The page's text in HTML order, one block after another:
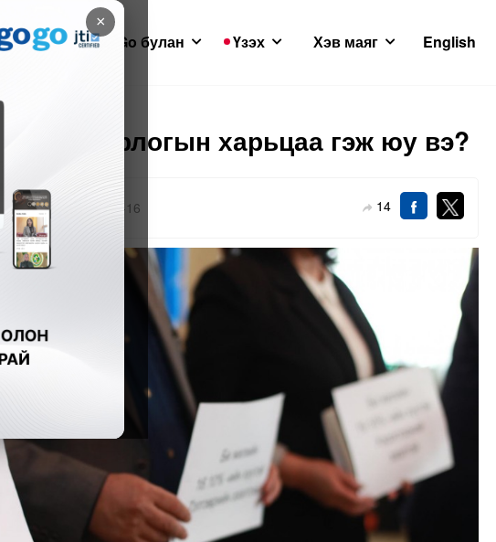
×
Мэдээ GoGo булан Үзэх Хэв маяг English
өр орлогын харьцаа гэж юу вэ?
2026-01-16 14